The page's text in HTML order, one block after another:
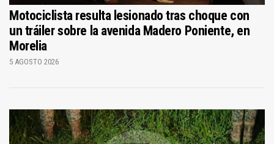
Motociclista resulta lesionado tras choque con
un tráiler sobre la avenida Madero Poniente, en
Morelia
5 AGOSTO 2026